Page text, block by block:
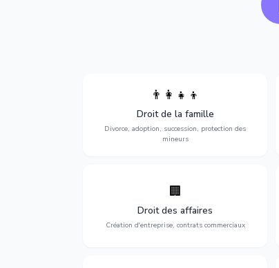
👨‍👩‍👧‍👦
Droit de la famille
Divorce, adoption, succession, protection des
mineurs
succession et protection des personnes
vulnérables.
🏢
Droit des affaires
Création d'entreprise, contrats commerciaux
Accompagnement complet pour votre
entreprise : création, contrats
commerciaux, concurrence et litiges.